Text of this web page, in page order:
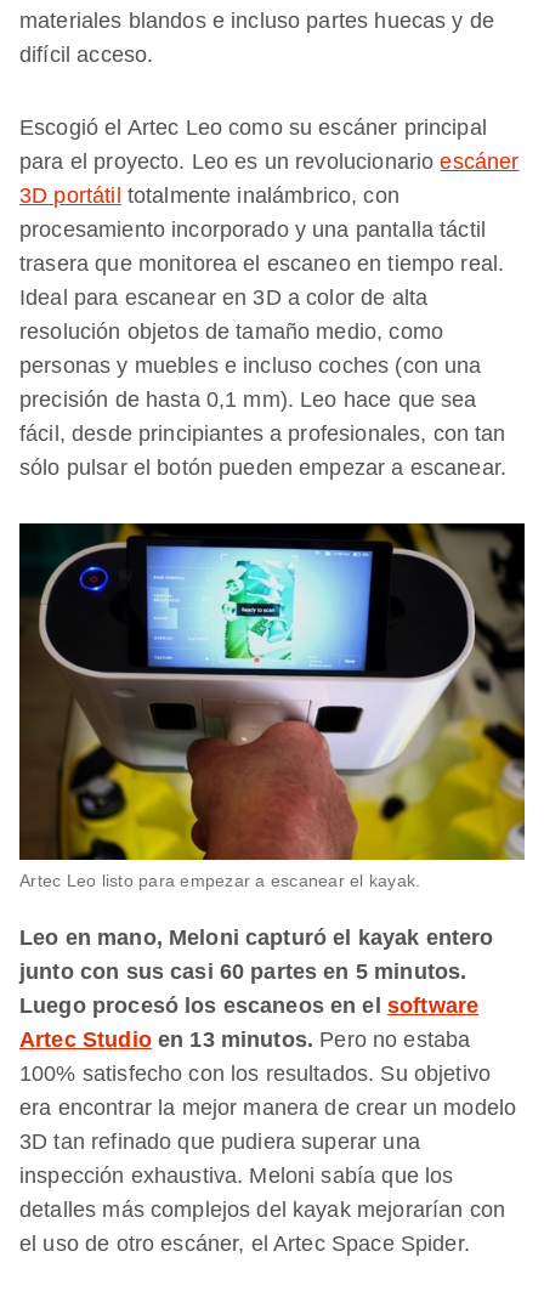
materiales blandos e incluso partes huecas y de
difícil acceso.
Escogió el Artec Leo como su escáner principal
para el proyecto. Leo es un revolucionarioescáner
3D portátil totalmente inalámbrico, con
procesamiento incorporado y una pantalla táctil
trasera que monitorea el escaneo en tiempo real.
Ideal para escanear en 3D a color de alta
resolución objetos de tamaño medio, como
personas y muebles e incluso coches (con una
precisión de hasta 0,1 mm). Leo hace que sea
fácil, desde principiantes a profesionales, con tan
sólo pulsar el botón pueden empezar a escanear.
Artec Leo listo para empezar a escanear el kayak.
Leo en mano, Meloni capturó el kayak entero
junto con sus casi 60 partes en 5 minutos.
Luego procesó los escaneos en el software
Artec Studioen 13 minutos. Pero no estaba
100% satisfecho con los resultados. Su objetivo
era encontrar la mejor manera de crear un modelo
3D tan refinado que pudiera superar una
inspección exhaustiva. Meloni sabía que los
detalles más complejos del kayak mejorarían con
el uso de otro escáner, el Artec Space Spider.